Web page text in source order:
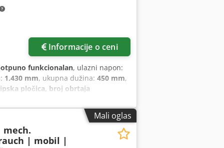
Informacije o ceni
funkcionalan, ulazni napon:
1.430 mm, ukupna dužina: 450 mm,
pločica, broj obrtaja
vazduha (prašina) Tip: 440 FR
vazduha sa EC Centrifugalni
m³/h (slobodno duvanje) (u
vazduha: pregrada ploča kao
- Filter uložak (klasa prašine M
Mali oglas
mech.
| mobil |